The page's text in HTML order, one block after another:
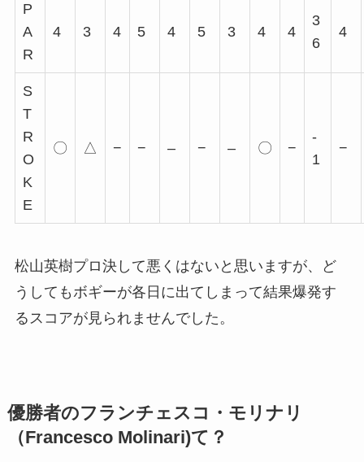
P
A
R
4 3 4 5 4 5 3 4 4
3
6
4
S
T
R
O
K
E
〇 △ − − – − – 〇 −
-
1
−
松山英樹プロ決して悪くはないと思いますが、ど
うしてもボギーが各日に出てしまって結果爆発す
るスコアが見られませんでした。
優勝者のフランチェスコ・モリナリ
（Francesco Molinari)て？